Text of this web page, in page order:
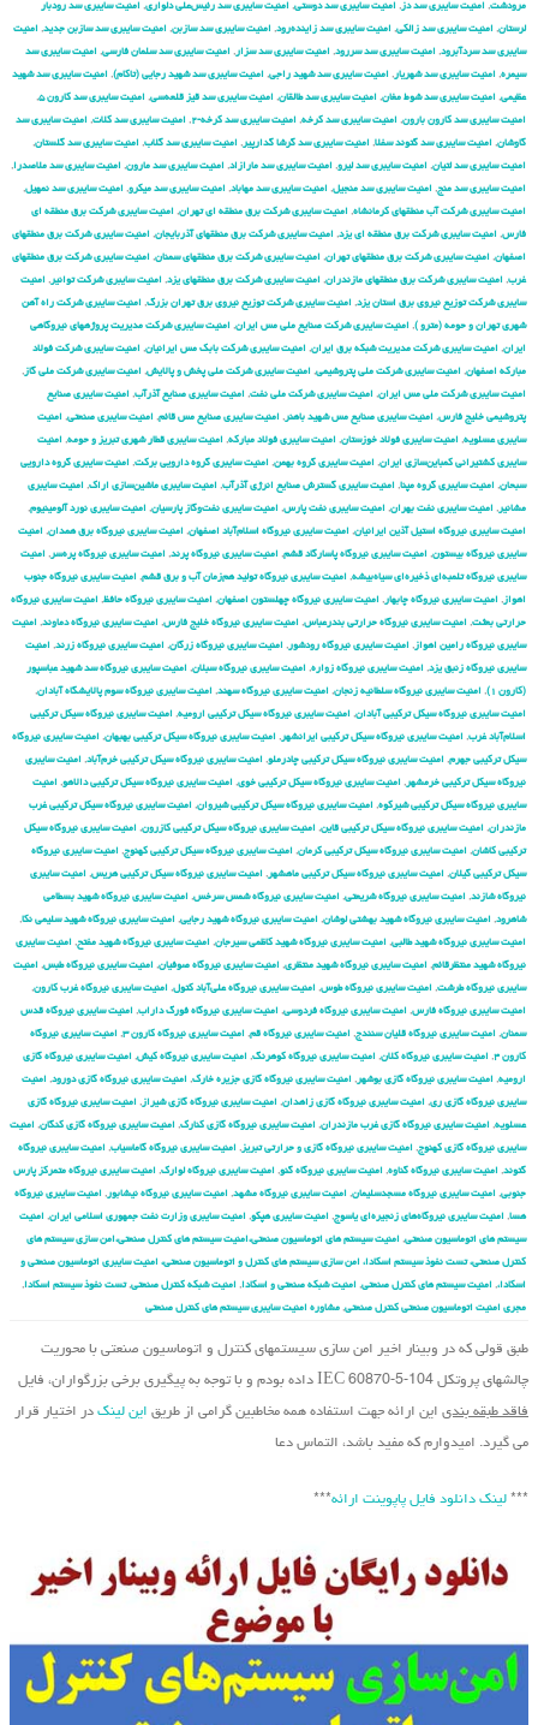
مرودشت, امنیت سایبری سد دز , امنیت سایبری سد دوستی, امنیت سایبری سد رئیس‌علی دلواری, امنیت سایبری سد رودبار
لرستان, امنیت سایبری سد زالکی, امنیت سایبری سد زاینده‌رود, امنیت سایبری سد سازبن, امنیت سایبری سد سازبن جدید, امنیت
سایبری سد سردآبرود, امنیت سایبری سد سررود, امنیت سایبری سد سزار , امنیت سایبری سد سلمان فارسی, امنیت سایبری سد
سیمره, امنیت سایبری سد شهریار , امنیت سایبری سد شهید راجی, امنیت سایبری سد شهید رجایی (تاکام), امنیت سایبری سد شهید
عظیمی, امنیت سایبری سد شوط مغان, امنیت سایبری سد طالقان, امنیت سایبری سد قیز قلعه‌سی, امنیت سایبری سد کارون ۵ ,
امنیت سایبری سد کارون بارون, امنیت سایبری سد کرخه, امنیت سایبری سد کرخه-۲ , امنیت سایبری سد کلات, امنیت سایبری سد
گاوشان, امنیت سایبری سد گتوند سفلا, امنیت سایبری سد گرشا گدارپیر , امنیت سایبری سد گلاب, امنیت سایبری سد گلستان,
امنیت سایبری سد لتیان, امنیت سایبری سد لیرو, امنیت سایبری سد مارازاد, امنیت سایبری سد مارون, امنیت سایبری سد ملاصدرا,
امنیت سایبری سد منج, امنیت سایبری سد منجیل, امنیت سایبری سد مهاباد, امنیت سایبری سد میکرو, امنیت سایبری سد نمهیل,
امنیت سایبری شركت آب منطقهای كرمانشاه, امنیت سایبری شركت برق منطقه ای تهران, امنیت سایبری شركت برق منطقه ای
فارس, امنیت سایبری شركت برق منطقه ای یزد, امنیت سایبری شركت برق منطقهای آذربایجان, امنیت سایبری شركت برق منطقهای
اصفهان, امنیت سایبری شركت برق منطقهای تهران, امنیت سایبری شركت برق منطقهای سمنان, امنیت سایبری شركت برق منطقهای
غرب, امنیت سایبری شركت برق منطقهای مازندران, امنیت سایبری شركت برق منطقهای یزد, امنیت سایبری شركت توانیر , امنیت
سایبری شركت توزیع نیروی برق استان یزد, امنیت سایبری شركت توزیع نیروی برق تهران بزرگ, امنیت سایبری شركت راه آهن
شهری تهران و حومه (مترو ), امنیت سایبری شركت صنایع ملی مس ایران, امنیت سایبری شركت مدیریت پروژههای نیروگاهی
ایران, امنیت سایبری شركت مدیریت شبكه برق ایران, امنیت سایبری شرکت بابک مس ایرانیان, امنیت سایبری شرکت فولاد
مبارکه اصفهان, امنیت سایبری شرکت ملی پتروشیمی, امنیت سایبری شرکت ملی پخش و پالایش, امنیت سایبری شرکت ملی گاز ,
امنیت سایبری شرکت ملی مس ایران, امنیت سایبری شرکت ملی نفت, امنیت سایبری صنایع آذرآب, امنیت سایبری صنایع
پتروشیمی خلیج فارس, امنیت سایبری صنایع مس شهید باهنر , امنیت سایبری صنایع مس قائم, امنیت سایبری صنعتی, امنیت
سایبری عسلویه, امنیت سایبری فولاد خوزستان, امنیت سایبری فولاد مبارکه, امنیت سایبری قطار شهری تبریز و حومه, امنیت
سایبری کشتیرانی کمباین‌سازی ایران, امنیت سایبری گروه بهمن, امنیت سایبری گروه دارویی برکت, امنیت سایبری گروه دارویی
سبحان, امنیت سایبری گروه مپنا, امنیت سایبری گسترش صنایع انرژی آذرآب, امنیت سایبری ماشین‌سازی اراک, امنیت سایبری
مشانیر , امنیت سایبری نفت بهران, امنیت سایبری نفت پارس, امنیت سایبری نفت‌وگاز پارسیان, امنیت سایبری نورد آلومینیوم,
امنیت سایبری نیروگاه استیل آذین ایرانیان, امنیت سایبری نیروگاه اسلام‌آباد اصفهان, امنیت سایبری نیروگاه برق همدان, امنیت
سایبری نیروگاه بیستون, امنیت سایبری نیروگاه پاسارگاد قشم, امنیت سایبری نیروگاه پرند, امنیت سایبری نیروگاه پره‌سر , امنیت
سایبری نیروگاه تلمبه‌ای ذخیره‌ای سیاه‌بیشه, امنیت سایبری نیروگاه تولید هم‌زمان آب و برق قشم, امنیت سایبری نیروگاه جنوب
اهواز , امنیت سایبری نیروگاه چابهار , امنیت سایبری نیروگاه چهلستون اصفهان, امنیت سایبری نیروگاه حافظ, امنیت سایبری نیروگاه
حرارتی بعثت, امنیت سایبری نیروگاه حرارتی بندرعباس, امنیت سایبری نیروگاه خلیج فارس, امنیت سایبری نیروگاه دماوند, امنیت
سایبری نیروگاه رامین اهواز , امنیت سایبری نیروگاه رودشور , امنیت سایبری نیروگاه زرگان, امنیت سایبری نیروگاه زرند, امنیت
سایبری نیروگاه زنبق یزد, امنیت سایبری نیروگاه زواره, امنیت سایبری نیروگاه سبلان, امنیت سایبری نیروگاه سد شهید عباسپور
(کارون ۱)
, امنیت سایبری نیروگاه سلطانیه زنجان, امنیت سایبری نیروگاه سهند, امنیت سایبری نیروگاه سوم پالایشگاه آبادان,
امنیت سایبری نیروگاه سیکل ترکیبی آبادان, امنیت سایبری نیروگاه سیکل ترکیبی ارومیه, امنیت سایبری نیروگاه سیکل ترکیبی
اسلام‌آباد غرب, امنیت سایبری نیروگاه سیکل ترکیبی ایرانشهر , امنیت سایبری نیروگاه سیکل ترکیبی بهبهان, امنیت سایبری نیروگاه
سیکل ترکیبی جهرم, امنیت سایبری نیروگاه سیکل ترکیبی چادرملو, امنیت سایبری نیروگاه سیکل ترکیبی خرم‌آباد, امنیت سایبری
نیروگاه سیکل ترکیبی خرمشهر , امنیت سایبری نیروگاه سیکل ترکیبی خوی, امنیت سایبری نیروگاه سیکل ترکیبی دالاهو, امنیت
سایبری نیروگاه سیکل ترکیبی شیرکوه, امنیت سایبری نیروگاه سیکل ترکیبی شیروان, امنیت سایبری نیروگاه سیکل ترکیبی غرب
مازندران, امنیت سایبری نیروگاه سیکل ترکیبی قاین, امنیت سایبری نیروگاه سیکل ترکیبی کازرون, امنیت سایبری نیروگاه سیکل
ترکیبی کاشان, امنیت سایبری نیروگاه سیکل ترکیبی کرمان, امنیت سایبری نیروگاه سیکل ترکیبی کهنوج, امنیت سایبری نیروگاه
سیکل ترکیبی گیلان, امنیت سایبری نیروگاه سیکل ترکیبی ماهشهر , امنیت سایبری نیروگاه سیکل ترکیبی هریس, امنیت سایبری
نیروگاه شازند, امنیت سایبری نیروگاه شریعتی, امنیت سایبری نیروگاه شمس سرخس, امنیت سایبری نیروگاه شهید بسطامی
شاهرود, امنیت سایبری نیروگاه شهید بهشتی لوشان, امنیت سایبری نیروگاه شهید رجایی, امنیت سایبری نیروگاه شهید سلیمی نکا,
امنیت سایبری نیروگاه شهید طالبی, امنیت سایبری نیروگاه شهید کاظمی سیرجان, امنیت سایبری نیروگاه شهید مفتح, امنیت سایبری
نیروگاه شهید منتظرقائم, امنیت سایبری نیروگاه شهید منتظری, امنیت سایبری نیروگاه صوفیان, امنیت سایبری نیروگاه طبس, امنیت
سایبری نیروگاه طرشت, امنیت سایبری نیروگاه طوس, امنیت سایبری نیروگاه علی‌آباد کتول, امنیت سایبری نیروگاه غرب کارون,
امنیت سایبری نیروگاه فارس, امنیت سایبری نیروگاه فردوسی, امنیت سایبری نیروگاه فورگ داراب, امنیت سایبری نیروگاه قدس
سمنان, امنیت سایبری نیروگاه قلیان سنندج, امنیت سایبری نیروگاه قم, امنیت سایبری نیروگاه کارون ۳ , امنیت سایبری نیروگاه
کارون ۴
, امنیت سایبری نیروگاه کلان, امنیت سایبری نیروگاه کوهرنگ, امنیت سایبری نیروگاه کیش, امنیت سایبری نیروگاه گازی
ارومیه, امنیت سایبری نیروگاه گازی بوشهر , امنیت سایبری نیروگاه گازی جزیره خارک, امنیت سایبری نیروگاه گازی دورود, امنیت
سایبری نیروگاه گازی ری, امنیت سایبری نیروگاه گازی زاهدان, امنیت سایبری نیروگاه گازی شیراز , امنیت سایبری نیروگاه گازی
عسلویه, امنیت سایبری نیروگاه گازی غرب مازندران, امنیت سایبری نیروگاه گازی کنارک, امنیت سایبری نیروگاه گازی کنگان, امنیت
سایبری نیروگاه گازی کهنوج, امنیت سایبری نیروگاه گازی و حرارتی تبریز , امنیت سایبری نیروگاه گاماسیاب, امنیت سایبری نیروگاه
گتوند, امنیت سایبری نیروگاه گناوه, امنیت سایبری نیروگاه گنو, امنیت سایبری نیروگاه لوارک, امنیت سایبری نیروگاه متمرکز پارس
جنوبی, امنیت سایبری نیروگاه مسجدسلیمان, امنیت سایبری نیروگاه مشهد, امنیت سایبری نیروگاه نیشابور , امنیت سایبری نیروگاه
هسا, امنیت سایبری نیروگاه‌های زنجیره‌ای یاسوج, امنیت سایبری هپکو, امنیت سایبری وزارت نفت جمهوری اسلامی ایران, امنیت
سیستم های اتوماسیون صنعتی, امنیت سیستم های اتوماسیون صنعتی،امنیت سیستم های کنترل صنعتی،امن سازی سیستم های
کنترل صنعتی، تست نفوذ سیستم اسکادا، امن سازی سیستم های کنترل و اتوماسیون صنعتی، امنیت سایبری اتوماسیون صنعتی و
اسکادا،, امنیت سیستم های کنترل صنعتی, امنیت شبکه صنعتی و اسکادا, امنیت شبکه کنترل صنعتی,تست نفوذ سیستم اسکادا,
مجری امنیت اتوماسیون صنعتی کنترل صنعتی, مشاوره امنیت سایبری سیستم های کنترل صنعتی
طبق قولی که در وبینار اخیر امن سازی سیستم‏های کنترل و اتوماسیون صنعتی با محوریت
چالشهای پروتکل IEC 60870-5-104 داده بودم و با توجه به پیگیری برخی بزرگواران، فایل
فاقد طبقه بندی این ارائه جهت استفاده همه مخاطبین گرامی از طریق این لینک در اختیار قرار
می گیرد. امیدوارم که مفید باشد، التماس دعا
*** لینک دانلود فایل پاپوینت ارائه***